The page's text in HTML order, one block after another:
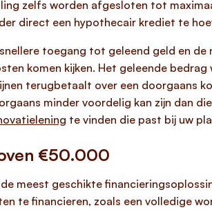
zelfs worden afgesloten tot
direct een hypothecair krediet te
toegang tot geleend geld en
komen kijken. Het geleende
terugbetaalt over een doorgaans
minder voordelig kan zijn dan
te vinden die past bij uw
€50.000
meest geschikte
te financieren, zoals een volledige